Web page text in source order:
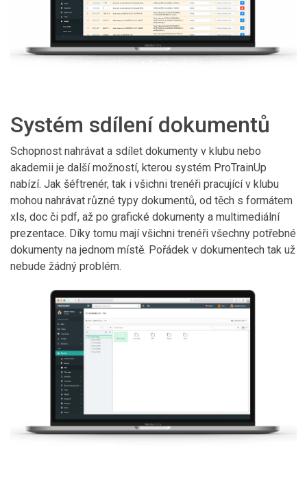
Systém sdílení dokumentů
Schopnost nahrávat a sdílet dokumenty v klubu nebo
akademii je další možností, kterou systém ProTrainUp
nabízí. Jak šéftrenér, tak i všichni trenéři pracující v klubu
mohou nahrávat různé typy dokumentů, od těch s formátem
xls, doc či pdf, až po grafické dokumenty a multimediální
prezentace. Díky tomu mají všichni trenéři všechny potřebné
dokumenty na jednom místě. Pořádek v dokumentech tak už
nebude žádný problém.